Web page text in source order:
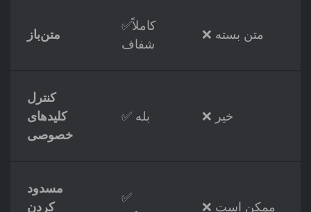
متن‌باز
✅کاملاً
شفاف
❌ متن بسته
کنترل
کلیدهای
خصوصی
✅ بله ❌ خیر
مسدود
کردن
✅
❌ ممکن است